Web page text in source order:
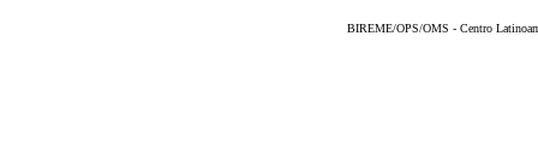
BIREME/OPS/OMS - Centro